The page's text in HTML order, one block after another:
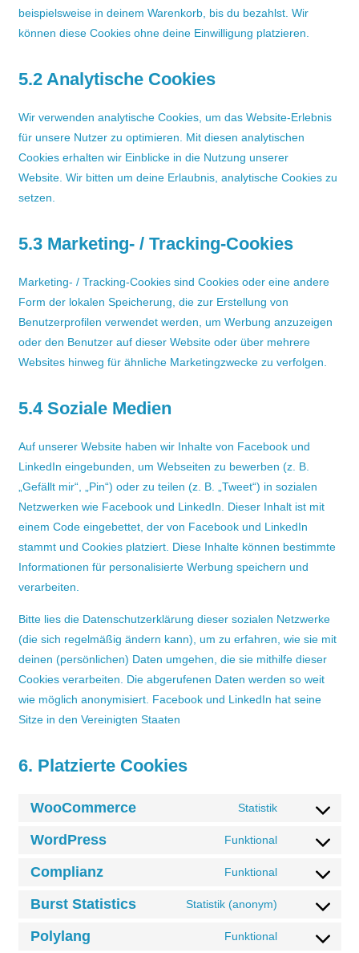
beispielsweise in deinem Warenkorb, bis du bezahlst. Wir
können diese Cookies ohne deine Einwilligung platzieren.
5.2 Analytische Cookies
Wir verwenden analytische Cookies, um das Website-Erlebnis
für unsere Nutzer zu optimieren. Mit diesen analytischen
Cookies erhalten wir Einblicke in die Nutzung unserer
Website. Wir bitten um deine Erlaubnis, analytische Cookies zu
setzen.
5.3 Marketing- / Tracking-Cookies
Marketing- / Tracking-Cookies sind Cookies oder eine andere
Form der lokalen Speicherung, die zur Erstellung von
Benutzerprofilen verwendet werden, um Werbung anzuzeigen
oder den Benutzer auf dieser Website oder über mehrere
Websites hinweg für ähnliche Marketingzwecke zu verfolgen.
5.4 Soziale Medien
Auf unserer Website haben wir Inhalte von Facebook und
LinkedIn eingebunden, um Webseiten zu bewerben (z. B.
„Gefällt mir“, „Pin“) oder zu teilen (z. B. „Tweet“) in sozialen
Netzwerken wie Facebook und LinkedIn. Dieser Inhalt ist mit
einem Code eingebettet, der von Facebook und LinkedIn
stammt und Cookies platziert. Diese Inhalte können bestimmte
Informationen für personalisierte Werbung speichern und
verarbeiten.
Bitte lies die Datenschutzerklärung dieser sozialen Netzwerke
(die sich regelmäßig ändern kann), um zu erfahren, wie sie mit
deinen (persönlichen) Daten umgehen, die sie mithilfe dieser
Cookies verarbeiten. Die abgerufenen Daten werden so weit
wie möglich anonymisiert. Facebook und LinkedIn hat seine
Sitze in den Vereinigten Staaten
6. Platzierte Cookies
WooCommerce Statistik
Consent
WordPress Funktional
Consent
wordpress
Complianz Funktional
Consent
complianz
Burst Statistics Statistik (anonym)
Consent
Polylang Funktional
Consent